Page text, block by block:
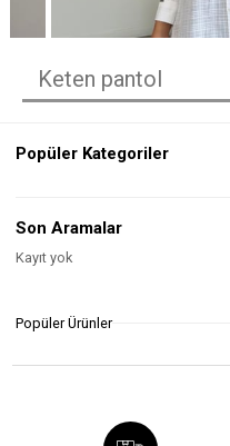
Popüler Kategoriler
Son Aramalar
Kayıt yok
Popüler Ürünler